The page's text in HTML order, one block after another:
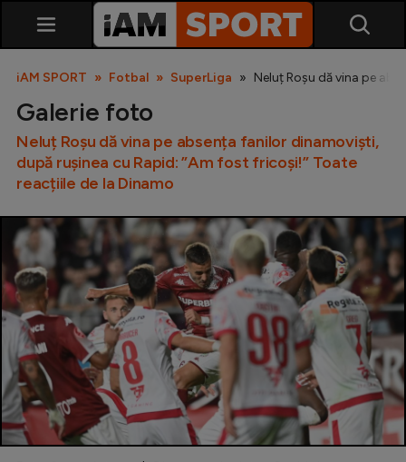
SuperLiga
Liga 2
Cupa României
Echipa Națională
U21
Fotbal feminin
Special
iAM SPORT Fotbal SuperLiga Neluț Roșu dă vina pe
Galerie foto
Neluț Roșu dă vina pe absența fanilor dinamoviști,
după rușinea cu Rapid: ”Am fost fricoși!” Toate
reacțiile de la Dinamo